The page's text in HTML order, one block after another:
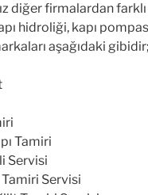
diğer firmalardan
hidroliği, kapı
aşağıdaki gibidir;
Tamiri
Servisi
Tamiri Servisi